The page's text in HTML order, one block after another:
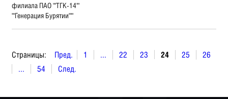
филиала ПАО ""ТГК-14""
""Генерация Бурятии"""
Страницы: Пред. 1 ... 22 23 24 25
26
...
54 След.